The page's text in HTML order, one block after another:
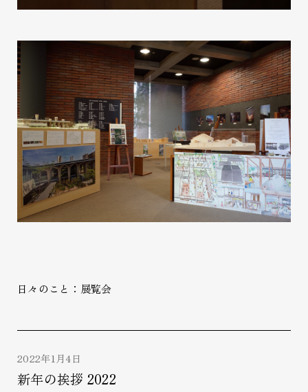
日々のこと：展覧会
2022年1月4日
新年の挨拶 2022